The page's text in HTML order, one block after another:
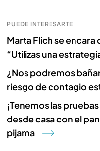
PUEDE INTERESARTE
Marta Flich se
“Utilizas una
¿Nos podremos
riesgo de contagio
¡Tenemos las
desde casa con el
pijama